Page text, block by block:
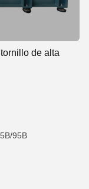
de alta
95B